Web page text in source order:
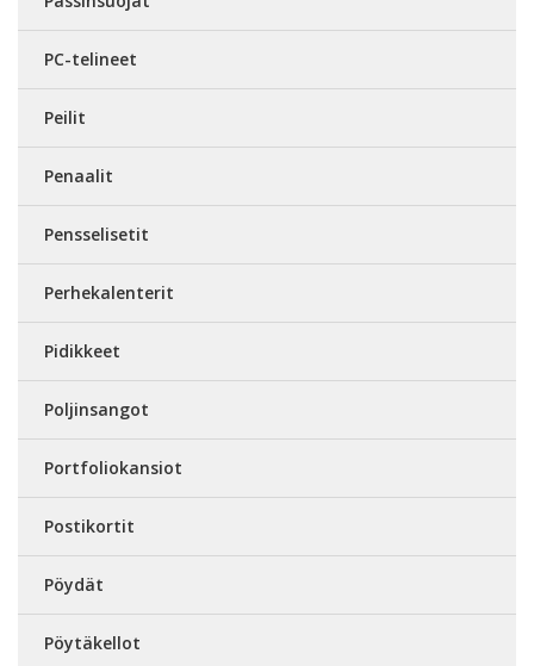
PC-telineet
Peilit
Penaalit
Pensselisetit
Perhekalenterit
Pidikkeet
Poljinsangot
Portfoliokansiot
Postikortit
Pöydät
Pöytäkellot